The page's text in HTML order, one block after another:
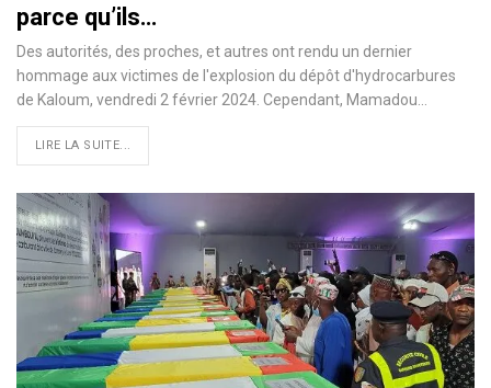
parce qu’ils…
Des autorités, des proches, et autres ont rendu un dernier
hommage aux victimes de l'explosion du dépôt d'hydrocarbures
de Kaloum, vendredi 2 février 2024. Cependant, Mamadou…
LIRE LA SUITE...